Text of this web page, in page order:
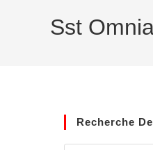
Sst
Recherche